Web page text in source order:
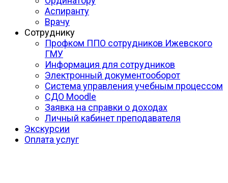
Аспиранту
Врачу
Сотруднику
Профком ППО сотрудников Ижевского
ГМУ
Информация для сотрудников
Электронный документооборот
Система управления учебным процессом
СДО Moodle
Заявка на справки о доходах
Личный кабинет преподавателя
Экскурсии
Оплата услуг